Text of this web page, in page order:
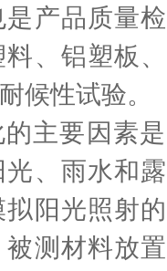
产品质量
、铝塑板
候性试验。
主要因素
、雨水和
阳光照射
测材料放